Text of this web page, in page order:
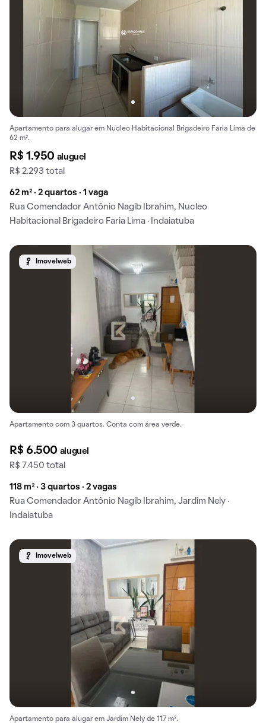
Apartamento para alugar em Nucleo Habitacional Brigadeiro Faria Lima de
62 m².
R$ 1.950 aluguel
R$ 2.293 total
62 m² · 2 quartos · 1 vaga
Rua Comendador Antônio Nagib Ibrahim, Nucleo
Habitacional Brigadeiro Faria Lima · Indaiatuba
Imovelweb
Apartamento com 3 quartos. Conta com área verde.
R$ 6.500 aluguel
R$ 7.450 total
118 m² · 3 quartos · 2 vagas
Rua Comendador Antônio Nagib Ibrahim, Jardim Nely ·
Indaiatuba
Imovelweb
Apartamento para alugar em Jardim Nely de 117 m².